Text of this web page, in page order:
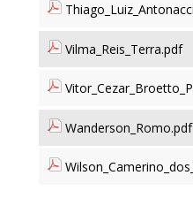
Vilma_Reis_Terra.pdf
Wanderson_Romo.pdf